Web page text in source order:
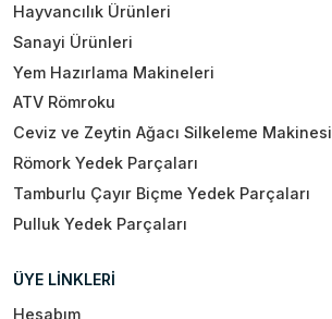
Hayvancılık Ürünleri
Sanayi Ürünleri
Yem Hazırlama Makineleri
ATV Römroku
Ceviz ve Zeytin Ağacı Silkeleme Makinesi
Römork Yedek Parçaları
Tamburlu Çayır Biçme Yedek Parçaları
Pulluk Yedek Parçaları
ÜYE LİNKLERİ
Hesabım